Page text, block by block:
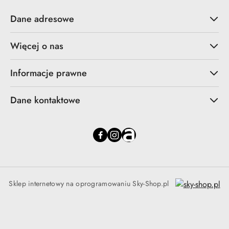
Dane adresowe
Więcej o nas
Informacje prawne
Dane kontaktowe
Sklep internetowy na oprogramowaniu Sky-Shop.pl